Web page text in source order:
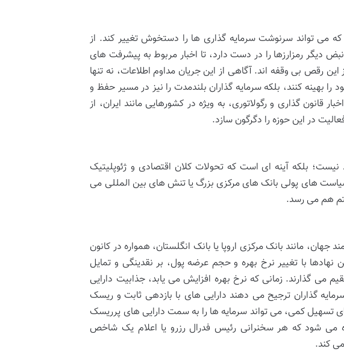
می تواند سرنوشت سرمایه گذاری ها را دستخوش تغییر کند. از
دیگر رمزارزها را در دست دارد، تا اخبار مربوط به پیشرفت های
رقص بی وقفه اند. آگاهی از این جریان مداوم اطلاعات، نه تنها
بهینه کنند، بلکه سرمایه گذاران بلندمدت را نیز در مسیر حفظ و
قانون گذاری و رگولاتوری، به ویژه در کشورهایی مانند ایران، از
در این حوزه را دگرگون سازد.
نیست؛ بلکه آینه ای است که تحولات کلان اقتصادی و ژئوپلیتیک
سیاست های پولی بانک های مرکزی بزرگ یا تنش های بین المللی می
هم می رسد.
مانند بانک مرکزی اروپا یا بانک انگلستان، همواره در کانون
نهادها با تغییر نرخ بهره و حجم عرضه پول، بر نقدینگی و تمایل
می گذارند. زمانی که نرخ بهره افزایش می یابد، جذابیت دارایی
گذاران ترجیح می دهند دارایی های با بازدهی ثابت و ریسک
تسهیل کمی، می تواند سرمایه ها را به سمت دارایی های پرریسک
شود که هر سخنرانی رئیس فدرال رزرو یا اعلام یک شاخص
کند.